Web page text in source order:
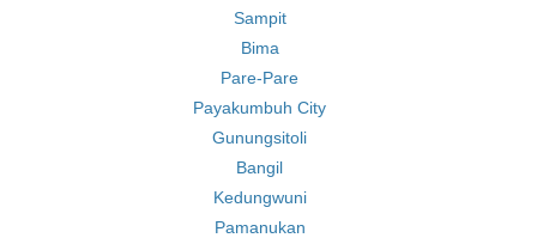
Sampit
Bima
Pare-Pare
Payakumbuh City
Gunungsitoli
Bangil
Kedungwuni
Pamanukan